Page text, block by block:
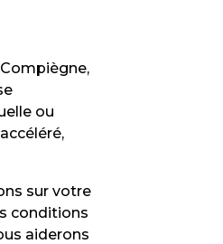
ou
sur votre
conditions
aiderons